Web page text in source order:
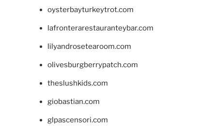
oysterbayturkeytrot.com
lafronterarestauranteybar.com
lilyandrosetearoom.com
olivesburgberrypatch.com
theslushkids.com
giobastian.com
glpascensori.com